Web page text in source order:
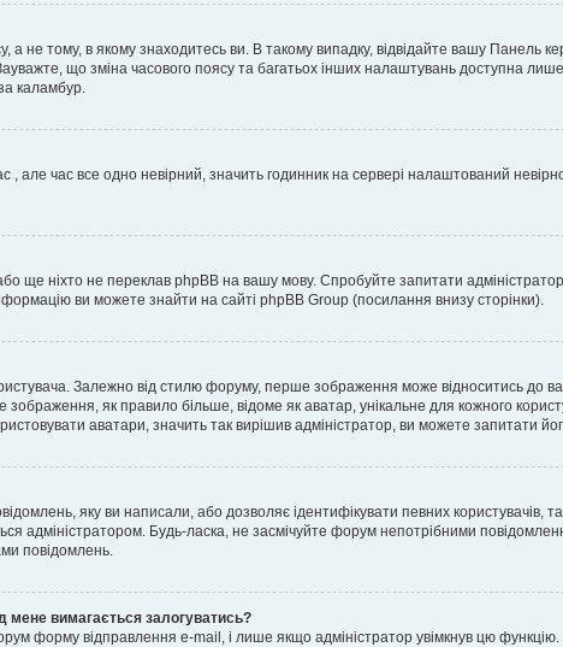
не тому, в якому знаходитесь ви. В такому випадку, відвідайте вашу Панель
що зміна часового поясу та багатьох інших налаштувань доступна
каламбур.
але час все одно невірний, значить годинник на сервері налаштований
ще ніхто не переклав phpBB на вашу мову. Спробуйте запитати
ви можете знайти на сайті phpBB Group (посилання внизу сторінки).
Залежно від стилю форуму, перше зображення може відноситись до
як правило більше, відоме як аватар, унікальне для кожного
аватари, значить так вирішив адміністратор, ви можете запитати
яку ви написали, або дозволяє ідентифікувати певних користувачів,
адміністратором. Будь-ласка, не засмічуйте форум непотрібними
повідомлень.
мене вимагається залогуватись?
форму відправлення e-mail, і лише якщо адміністратор увімкнув цю